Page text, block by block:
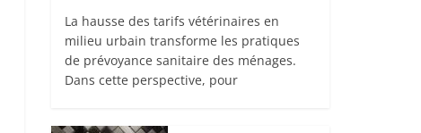
La hausse des tarifs vétérinaires en
milieu urbain transforme les pratiques
de prévoyance sanitaire des ménages.
Dans cette perspective, pour